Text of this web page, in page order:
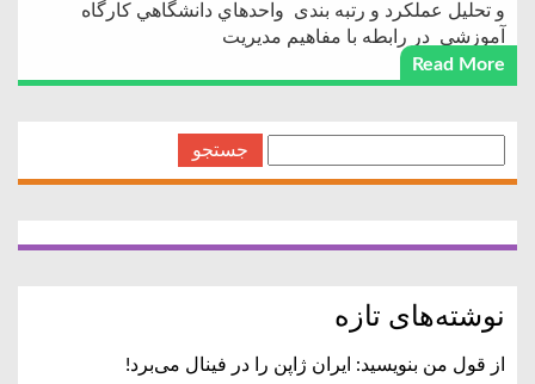
و تحلیل عملکرد و رتبه بندی واحدهاي دانشگاهي كارگاه
آموزشي در رابطه با مفاهیم مدیریت
Read More
نوشته‌های تازه
از قول من بنویسید: ایران ژاپن را در فینال می‌برد!